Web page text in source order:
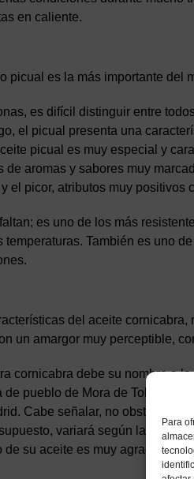
Para
en caliente.
picual es la más importante
es difícil distinguir entre
el picual presenta una
picual es muy especial y
de aromas y sabores muy
el picor, atributos muy positivos
es uno de los más
temperaturas. También es uno
del aceite
un amargor muy perceptible,
cornicabra debe su nombre a
pueblo de Mora de Toledo,
Cabe señalar, no obstante,
variará según la
de su aceite es muy agradable.